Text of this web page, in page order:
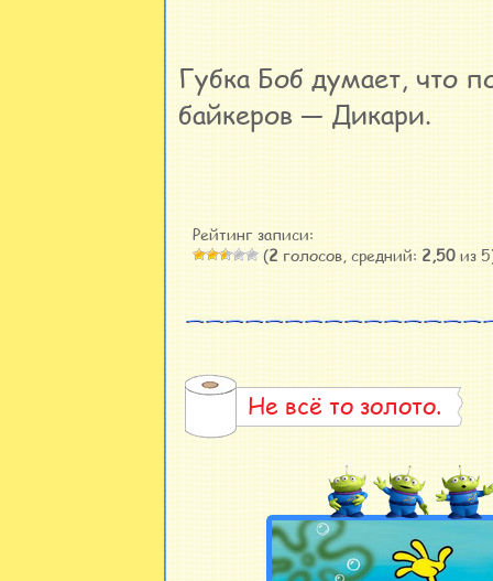
Губка Боб думает, что
байкеров — Дикари.
Рейтинг записи:
(2 голосов, средний: 2,50из
Не всё то золото.